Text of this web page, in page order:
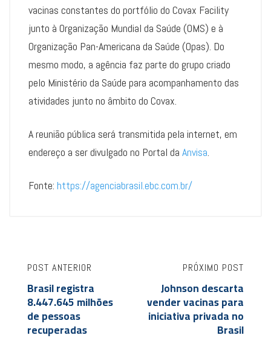
vacinas constantes do portfólio do Covax Facility
junto à Organização Mundial da Saúde (OMS) e à
Organização Pan-Americana da Saúde (Opas). Do
mesmo modo, a agência faz parte do grupo criado
pelo Ministério da Saúde para acompanhamento das
atividades junto no âmbito do Covax.
A reunião pública será transmitida pela internet, em
endereço a ser divulgado no Portal da Anvisa.
Fonte: https://agenciabrasil.ebc.com.br/
POST ANTERIOR
Brasil registra
8.447.645 milhões
de pessoas
recuperadas
PRÓXIMO POST
Johnson descarta
vender vacinas para
iniciativa privada no
Brasil